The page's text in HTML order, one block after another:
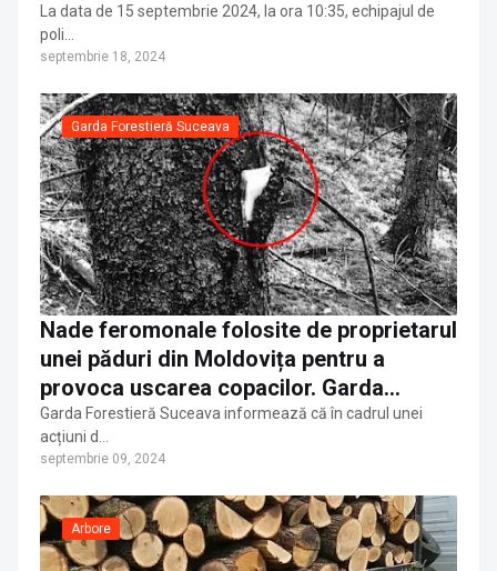
La data de 15 septembrie 2024, la ora 10:35, echipajul de
poli…
septembrie 18, 2024
Garda Forestieră Suceava
Nade feromonale folosite de proprietarul
unei păduri din Moldovița pentru a
provoca uscarea copacilor. Garda
Forestieră i-a făcut plângere penală
Garda Forestieră Suceava informează că în cadrul unei
acțiuni d…
septembrie 09, 2024
Arbore